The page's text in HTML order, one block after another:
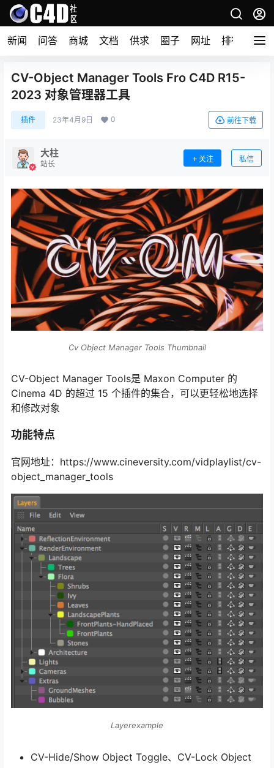
新闻 问答 商城 文档 供求 圈子 网址 排行榜
CV-Object Manager Tools Fro C4D R15-
2023 对象管理器工具
插件 23年4月9日 0 前往下载
大柱
站长
关注 私信
Cv Object Manager Tools Thumbnail
CV-Object Manager Tools是 Maxon Computer 的
Cinema 4D 的超过 15 个插件的集合，可以更轻松地选择
和修改对象
功能特点
官网地址：https://www.cineversity.com/vidplaylist/cv-
object_manager_tools
Layerexample
CV-Hide/Show Object Toggle、CV-Lock Object